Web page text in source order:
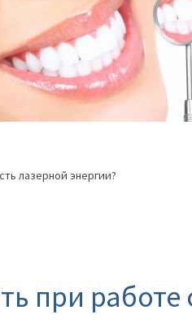
лазерной энергии?
при работе